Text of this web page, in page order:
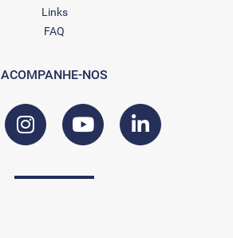
Links
FAQ
ACOMPANHE-NOS